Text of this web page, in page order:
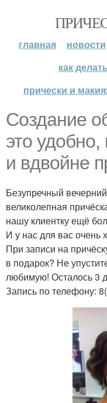
главная новости
как
прически и
Создание
это
и вдвойне
Безупречный
великолепная
нашу клиентку ещё
И у нас для вас очень
При записи на
в подарок? Не
любимую! Осталось 3
Запись по телефону: